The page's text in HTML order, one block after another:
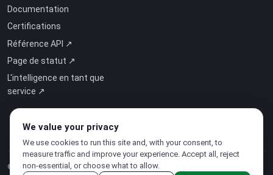
Documentation
Certifications
Référence API ↗
Page de statut ↗
L'intelligence en tant que
service ↗
© 2026 CloudSigma Holding AG.Tous droits réservés
We value your privacy
We use cookies to run this site and, with your consent, to
measure traffic and improve your experience. Accept all, reject
non-essential, or choose what to allow.